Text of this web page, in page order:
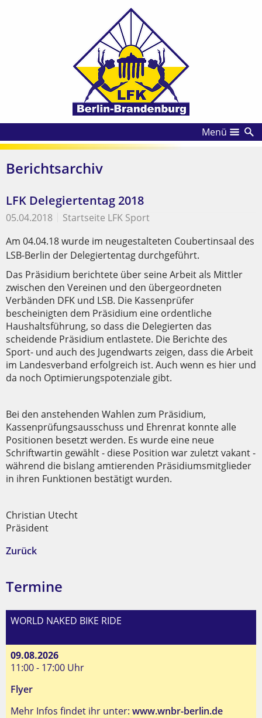
Menü
Berichtsarchiv
LFK Delegiertentag 2018
05.04.2018
Startseite LFK Sport
Am 04.04.18 wurde im neugestalteten Coubertinsaal des
LSB-Berlin der Delegiertentag durchgeführt.
Das Präsidium berichtete über seine Arbeit als Mittler
zwischen den Vereinen und den übergeordneten
Verbänden DFK und LSB. Die Kassenprüfer
bescheinigten dem Präsidium eine ordentliche
Haushaltsführung, so dass die Delegierten das
scheidende Präsidium entlastete. Die Berichte des
Sport- und auch des Jugendwarts zeigen, dass die Arbeit
im Landesverband erfolgreich ist. Auch wenn es hier und
da noch Optimierungspotenziale gibt.
Bei den anstehenden Wahlen zum Präsidium,
Kassenprüfungsausschuss und Ehrenrat konnte alle
Positionen besetzt werden. Es wurde eine neue
Schriftwartin gewählt - diese Position war zuletzt vakant -
während die bislang amtierenden Präsidiumsmitglieder
in ihren Funktionen bestätigt wurden.
Christian Utecht
Präsident
Zurück
Termine
WORLD NAKED BIKE RIDE
09.08.2026
11:00 - 17:00 Uhr
Flyer
Mehr Infos findet ihr unter: www.wnbr-berlin.de